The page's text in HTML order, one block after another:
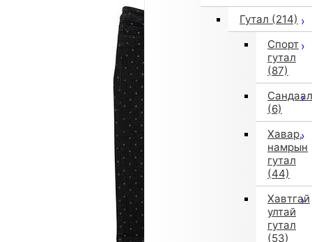
Гутал (214)
Спорт
гутал
(87)
Сандаал
(6)
Хавар,
намрын
гутал
(44)
Хавтгай
ултай
гутал
(53)